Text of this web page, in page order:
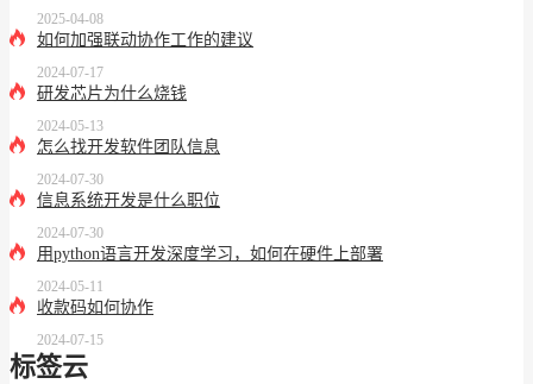
2025-04-08
如何加强联动协作工作的建议
2024-07-17
研发芯片为什么烧钱
2024-05-13
怎么找开发软件团队信息
2024-07-30
信息系统开发是什么职位
2024-07-30
用python语言开发深度学习，如何在硬件上部署
2024-05-11
收款码如何协作
2024-07-15
标签云